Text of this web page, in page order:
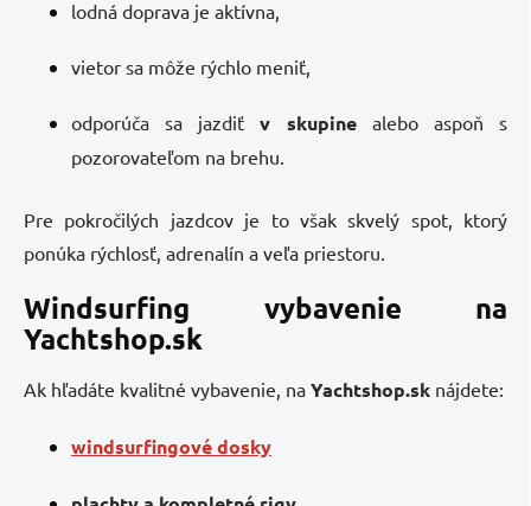
lodná doprava je aktívna,
vietor sa môže rýchlo meniť,
odporúča sa jazdiťv skupinealebo aspoň s
pozorovateľom na brehu.
Pre pokročilých jazdcov je to však skvelý spot, ktorý
ponúka rýchlosť, adrenalín a veľa priestoru.
Windsurfing vybavenie na
Yachtshop.sk
Ak hľadáte kvalitné vybavenie, na Yachtshop.sk nájdete:
windsurfingové dosky